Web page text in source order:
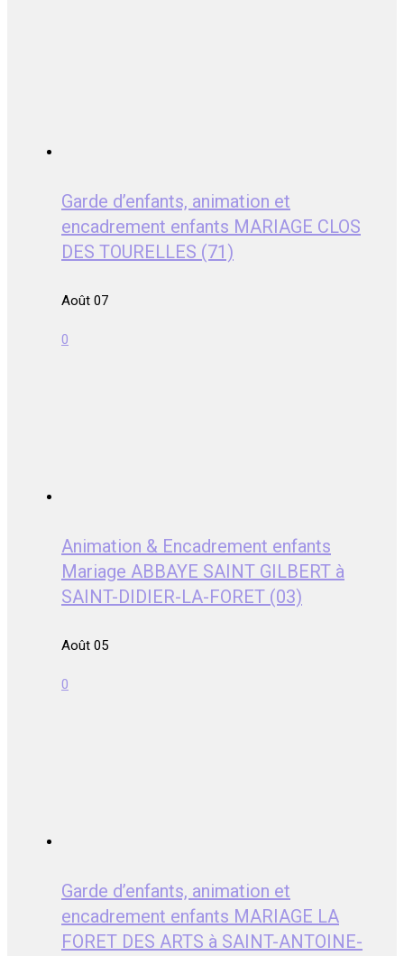
Garde d’enfants, animation et
encadrement enfants MARIAGE CLOS
DES TOURELLES (71)
Août 07
0
Animation & Encadrement enfants
Mariage ABBAYE SAINT GILBERT à
SAINT-DIDIER-LA-FORET (03)
Août 05
0
Garde d’enfants, animation et
encadrement enfants MARIAGE LA
FORET DES ARTS à SAINT-ANTOINE-